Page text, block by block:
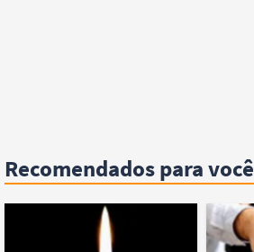
Recomendados para você